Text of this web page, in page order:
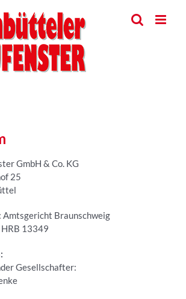
GmbH & Co. KG
25
Braunschweig
13349
Gesellschafter: